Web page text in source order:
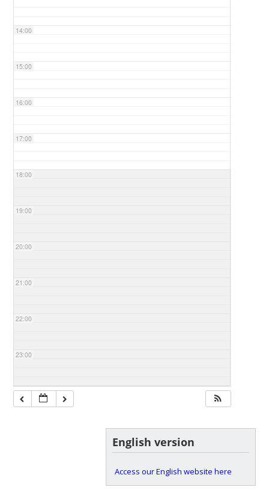
14:00
15:00
16:00
17:00
18:00
19:00
20:00
21:00
22:00
23:00
English version
Access our English website here